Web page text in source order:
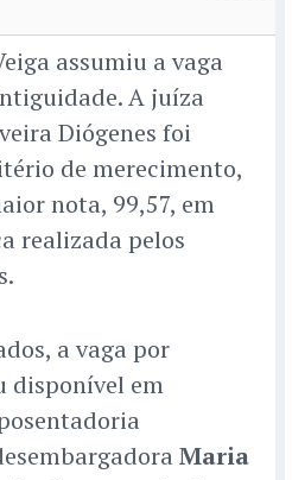
assumiu a vaga
A juíza
Diógenes foi
de merecimento,
nota, 99,57, em
realizada pelos
a vaga por
disponível em
Maria